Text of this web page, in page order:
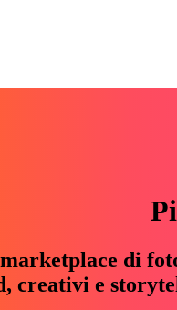
di
creativi e